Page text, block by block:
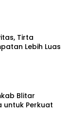
Tirta
Lebih Luas
Blitar
untuk Perkuat